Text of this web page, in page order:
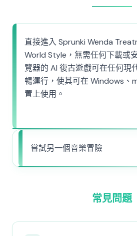
直接進入 Sprunki Wenda
World Style，無需任何下載或
覽器的 AI 復古遊戲可在任何現
暢運行，使其可在 Windows、
置上使用。
嘗試另一個音樂冒險
常見問題